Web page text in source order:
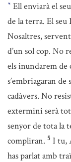
* Ell enviarà el
de la terra. El seu
Nosaltres,
d’un sol cop. No
els inundarem de
s’embriagaran de
cadàvers. No
extermini serà
senyor de tota la
compliran. 5 I tu,
has parlat amb